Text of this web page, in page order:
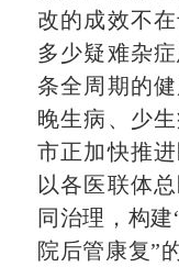
改的成效不
多少疑难杂
条全周期的
晚生病、少
市正加快推
以各医联体
同治理，构建
院后管康复”